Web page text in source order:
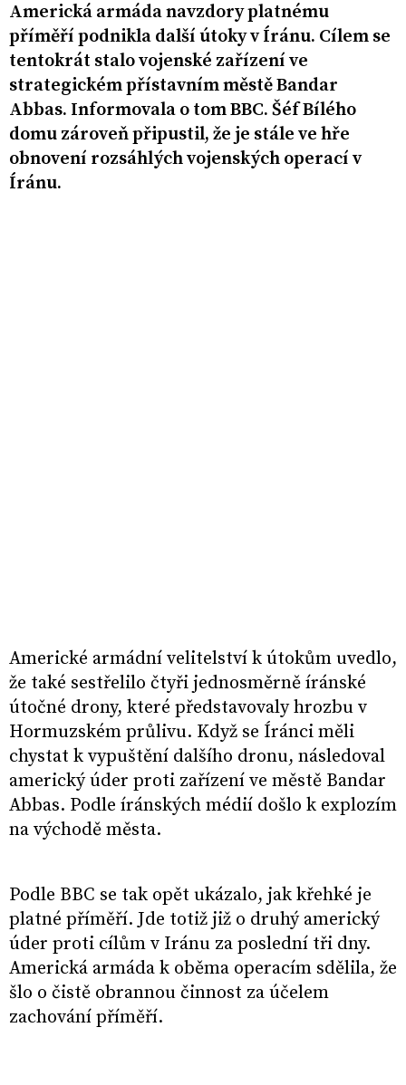
Americká armáda navzdory platnému
příměří podnikla další útoky v Íránu. Cílem se
tentokrát stalo vojenské zařízení ve
strategickém přístavním městě Bandar
Abbas. Informovala o tom BBC. Šéf Bílého
domu zároveň připustil, že je stále ve hře
obnovení rozsáhlých vojenských operací v
Íránu.
Americké armádní velitelství k útokům uvedlo,
že také sestřelilo čtyři jednosměrně íránské
útočné drony, které představovaly hrozbu v
Hormuzském průlivu. Když se Íránci měli
chystat k vypuštění dalšího dronu, následoval
americký úder proti zařízení ve městě Bandar
Abbas. Podle íránských médií došlo k explozím
na východě města.
Podle BBC se tak opět ukázalo, jak křehké je
platné příměří. Jde totiž již o druhý americký
úder proti cílům v Iránu za poslední tři dny.
Americká armáda k oběma operacím sdělila, že
šlo o čistě obrannou činnost za účelem
zachování příměří.